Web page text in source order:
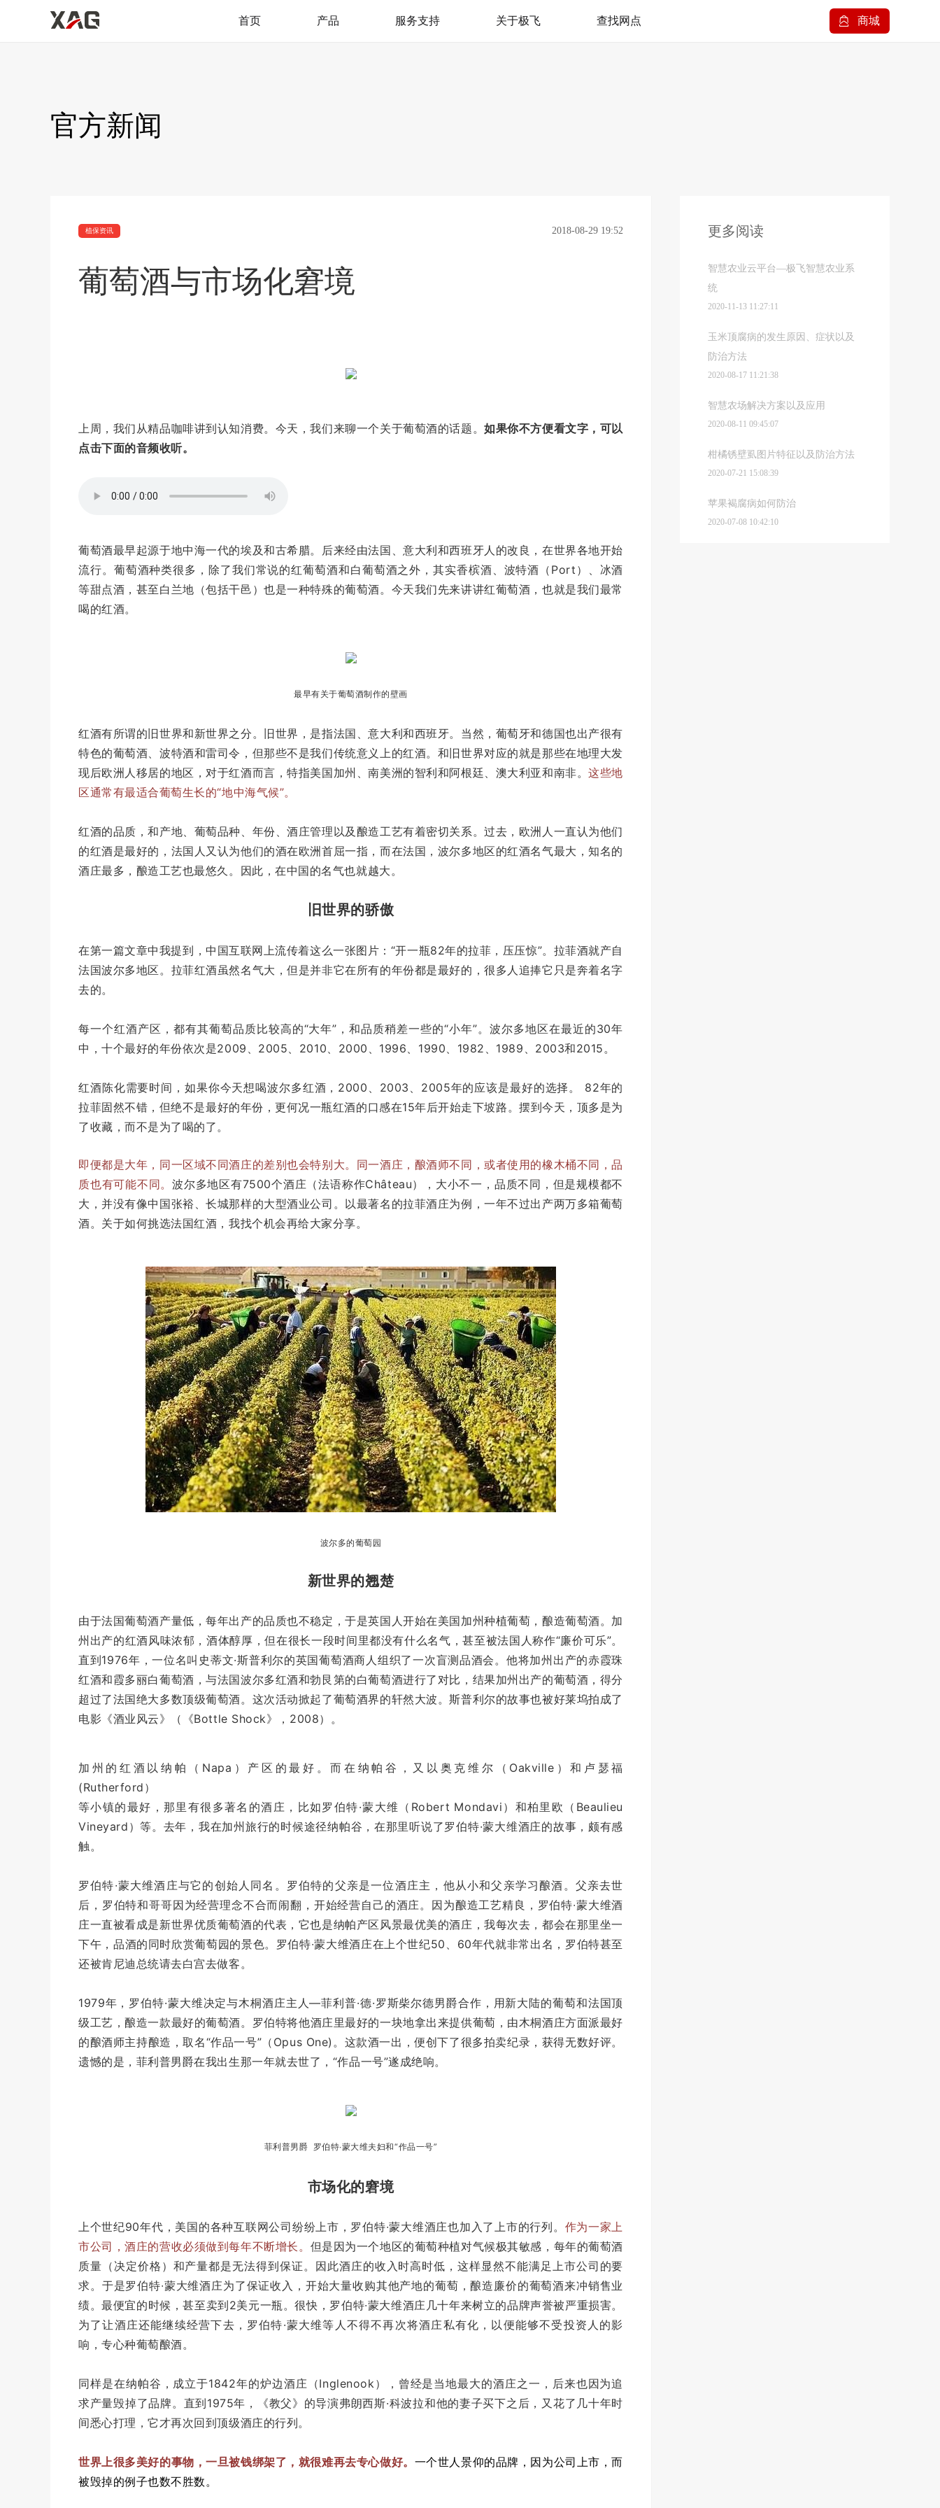
商城
首页 产品 服务支持 关于极飞 查找网点
官方新闻
植保资讯 2018-08-29 19:52
葡萄酒与市场化窘境
上周，我们从精品咖啡讲到认知消费。今天，我们来聊一个关于葡萄酒的话题。如果你不方便看文字，可以
点击下面的音频收听。
葡萄酒最早起源于地中海一代的埃及和古希腊。后来经由法国、意大利和西班牙人的改良，在世界各地开始
流行。葡萄酒种类很多，除了我们常说的红葡萄酒和白葡萄酒之外，其实香槟酒、波特酒（ Port ）、冰酒
等甜点酒，甚至白兰地（包括干邑）也是一种特殊的葡萄酒。今天我们先来讲讲红葡萄酒，也就是我们最常
喝的红酒。
最早有关于葡萄酒制作的壁画
红酒有所谓的旧世界和新世界之分。旧世界，是指法国、意大利和西班牙。当然，葡萄牙和德国也出产很有
特色的葡萄酒、波特酒和雷司令，但那些不是我们传统意义上的红酒。和旧世界对应的就是那些在地理大发
现后欧洲人移居的地区，对于红酒而言，特指美国加州、南美洲的智利和阿根廷、澳大利亚和南非。这些地
区通常有最适合葡萄生长的“地中海气候”。
红酒的品质，和产地、葡萄品种、年份、酒庄管理以及酿造工艺有着密切关系。过去，欧洲人一直认为他们
的红酒是最好的，法国人又认为他们的酒在欧洲首屈一指，而在法国，波尔多地区的红酒名气最大，知名的
酒庄最多，酿造工艺也最悠久。因此，在中国的名气也就越大。
旧世界的骄傲
在第一篇文章中我提到，中国互联网上流传着这么一张图片：“开一瓶82年的拉菲，压压惊”。拉菲酒就产自
法国波尔多地区。拉菲红酒虽然名气大，但是并非它在所有的年份都是最好的，很多人追捧它只是奔着名字
去的。
每一个红酒产区，都有其葡萄品质比较高的“大年” ，和品质稍差一些的“小年”。波尔多地区在最近的30年
中，十个最好的年份依次是2009、2005、2010、2000、1996、1990、1982、1989、2003和2015。
红酒陈化需要时间，如果你今天想喝波尔多红酒， 2000 、 2003 、 2005年的应该是最好的选择。 82年的
拉菲固然不错，但绝不是最好的年份，更何况一瓶红酒的口感在15年后开始走下坡路。摆到今天，顶多是为
了收藏，而不是为了喝的了。
即便都是大年，同一区域不同酒庄的差别也会特别大。同一酒庄，酿酒师不同，或者使用的橡木桶不同，品
质也有可能不同。波尔多地区有7500个酒庄（法语称作Château），大小不一，品质不同，但是规模都不
大，并没有像中国张裕、长城那样的大型酒业公司。以最著名的拉菲酒庄为例，一年不过出产两万多箱葡萄
酒。关于如何挑选法国红酒，我找个机会再给大家分享。
波尔多的葡萄园
新世界的翘楚
由于法国葡萄酒产量低，每年出产的品质也不稳定，于是英国人开始在美国加州种植葡萄，酿造葡萄酒。 加
州出产的红酒风味浓郁，酒体醇厚，但在很长一段时间里都没有什么名气，甚至被法国人称作“廉价可乐”。
直到1976年，一位名叫史蒂文·斯普利尔的英国葡萄酒商人组织了一次盲测品酒会。他将加州出产的赤霞珠
红酒和霞多丽白葡萄酒，与法国波尔多红酒和勃艮第的白葡萄酒进行了对比，结果加州出产的葡萄酒，得分
超过了法国绝大多数顶级葡萄酒。这次活动掀起了葡萄酒界的轩然大波。斯普利尔的故事也被好莱坞拍成了
电影《酒业风云》（《Bottle Shock》，2008）。
加州的红酒以纳帕（ Napa ）产区的最好。而在纳帕谷，又以奥克维尔（ Oakville ）和卢瑟福
(Rutherford）
等小镇的最好，那里有很多著名的酒庄，比如罗伯特·蒙大维（ Robert Mondavi ）和柏里欧（ Beaulieu
Vineyard ）等。去年，我在加州旅行的时候途径纳帕谷，在那里听说了罗伯特·蒙大维酒庄的故事，颇有感
触。
罗伯特∙蒙大维酒庄与它的创始人同名。罗伯特的父亲是一位酒庄主，他从小和父亲学习酿酒。父亲去世
后，罗伯特和哥哥因为经营理念不合而闹翻，开始经营自己的酒庄。因为酿造工艺精良，罗伯特∙蒙大维酒
庄一直被看成是新世界优质葡萄酒的代表，它也是纳帕产区风景最优美的酒庄，我每次去，都会在那里坐一
下午，品酒的同时欣赏葡萄园的景色。罗伯特∙蒙大维酒庄在上个世纪50 、 60年代就非常出名，罗伯特甚至
还被肯尼迪总统请去白宫去做客。
1979年，罗伯特·蒙大维决定与木桐酒庄主人—菲利普·德·罗斯柴尔德男爵合作，用新大陆的葡萄和法国顶
级工艺，酿造一款最好的葡萄酒。 罗伯特将他酒庄里最好的一块地拿出来提供葡萄，由木桐酒庄方面派最好
的酿酒师主持酿造，取名“作品一号”（Opus One)。这款酒一出，便创下了很多拍卖纪录， 获得无数好评。
遗憾的是，菲利普男爵在我出生那一年就去世了，“作品一号”遂成绝响。
菲利普男爵 罗伯特∙蒙大维夫妇和“作品一号”
市场化的窘境
上个世纪90年代，美国的各种互联网公司纷纷上市，罗伯特∙蒙大维酒庄也加入了上市的行列。 作为一家上
市公司，酒庄的营收必须做到每年不断增长。 但是因为一个地区的葡萄种植对气候极其敏感， 每年的葡萄酒
质量（决定价格）和产量都是无法得到保证。 因此酒庄的收入时高时低，这样显然不能满足上市公司的要
求。于是罗伯特∙蒙大维酒庄为了保证收入，开始大量收购其他产地的葡萄，酿造廉价的葡萄酒来冲销售业
绩。最便宜的时候，甚至卖到2美元一瓶。很快，罗伯特∙蒙大维酒庄几十年来树立的品牌声誉被严重损害。
为了让酒庄还能继续经营下去，罗伯特·蒙大维等人不得不再次将酒庄私有化，以便能够不受投资人的影
响，专心种葡萄酿酒。
同样是在纳帕谷，成立于1842年的炉边酒庄（Inglenook）， 曾经是当地最大的酒庄之一，后来也因为追
求产量毁掉了品牌。直到1975年，《教父》的导演弗朗西斯·科波拉和他的妻子买下之后，又花了几十年时
间悉心打理，它才再次回到顶级酒庄的行列。
世界上很多美好的事物，一旦被钱绑架了，就很难再去专心做好。 一个世人景仰的品牌，因为公司上市，而
被毁掉的例子也数不胜数。
更多阅读
智慧农业云平台—极飞智慧农业系
统
2020-11-13 11:27:11
玉米顶腐病的发生原因、症状以及
防治方法
2020-08-17 11:21:38
智慧农场解决方案以及应用
2020-08-11 09:45:07
柑橘锈壁虱图片特征以及防治方法
2020-07-21 15:08:39
苹果褐腐病如何防治
2020-07-08 10:42:10